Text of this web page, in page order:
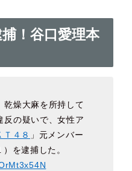
！谷口愛理本
乾燥大麻を所持して
反の疑いで、女性ア
Ｔ４８ 」元メンバー
を逮捕した。